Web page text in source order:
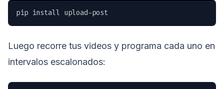
pip install upload-post
Luego recorre tus videos y programa cada uno en
intervalos escalonados: